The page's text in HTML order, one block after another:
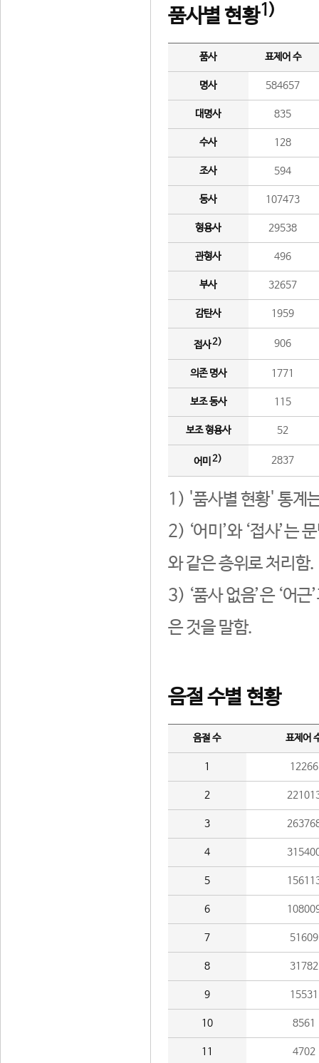
품사별 현황1)
품사 표제어 수
명사 584657
대명사 835
수사 128
조사 594
동사 107473
형용사 29538
관형사 496
부사 32657
감탄사 1959
접사2) 906
의존 명사 1771
보조 동사 115
보조 형용사 52
어미 2) 2837
1) '품사별 현황' 통계
2) ‘어미’와 ‘접사’는
와 같은 층위로 처리함.
3) ‘품사 없음’은 ‘어
은 것을 말함.
음절 수별 현황
음절 수 표제어
1 12266
2
3
4
5
6
7 51609
8 31782
9 15531
10 8561
11 4702